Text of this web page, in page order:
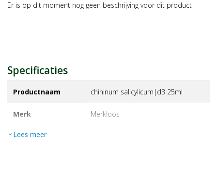
Er is op dit moment nog geen beschrijving voor dit product
Specificaties
Productnaam chininum salicylicum|d3 25ml
Merk merkloos
EAN
expand_more Lees meer